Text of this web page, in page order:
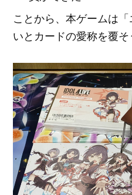
ことから、本ゲームは
いとカードの愛称を覆そ